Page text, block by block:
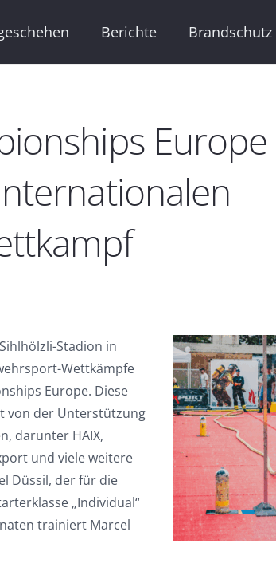
Berichte Brandschutz
Stadion in
Wettkämpfe
Europe. Diese
von der Unterstützung
darunter HAIX,
und viele weitere
Düssil, der für die
„Individual“
trainiert Marcel